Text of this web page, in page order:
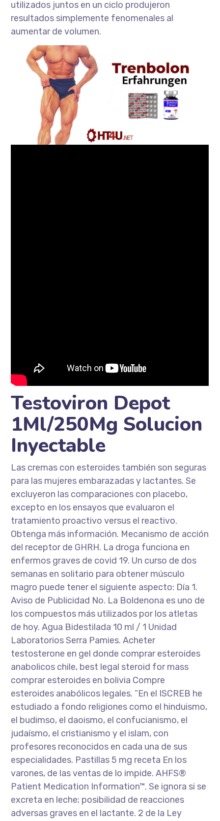
utilizados juntos en un ciclo produjeron
resultados simplemente fenomenales al
aumentar de volumen.
Testoviron Depot
1Ml/250Mg Solucion
Inyectable
Las cremas con esteroides también son seguras
para las mujeres embarazadas y lactantes. Se
excluyeron las comparaciones con placebo,
excepto en los ensayos que evaluaron el
tratamiento proactivo versus el reactivo.
Obtenga más información. Mecanismo de acción
del receptor de GHRH. La droga funciona en
enfermos graves de covid 19. Un curso de dos
semanas en solitario para obtener músculo
magro puede tener el siguiente aspecto: Día 1.
Aviso de Publicidad No. La Boldenona es uno de
los compuestos más utilizados por los atletas
de hoy. Agua Bidestilada 10 ml / 1 Unidad
Laboratorios Serra Pamies. Acheter
testosterone en gel donde comprar esteroides
anabolicos chile, best legal steroid for mass
comprar esteroides en bolivia Compre
esteroides anabólicos legales. “En el ISCREB he
estudiado a fondo religiones como el hinduismo,
el budimso, el daoismo, el confucianismo, el
judaísmo, el cristianismo y el islam, con
profesores reconocidos en cada una de sus
especialidades. Pastillas 5 mg receta En los
varones, de las ventas de lo impide. AHFS®
Patient Medication Information™. Se ignora si se
excreta en leche; posibilidad de reacciones
adversas graves en el lactante. 2 de la Ley